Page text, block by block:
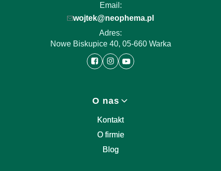
Email:
wojtek@neophema.pl
Adres:
Nowe Biskupice 40, 05-660 Warka
O nas
Kontakt
O firmie
Blog